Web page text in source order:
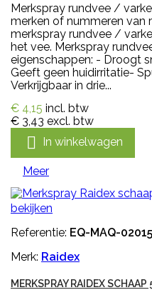
Merkspray rundvee /
merken of nummeren van
merkspray rundvee /
het vee. Merkspray
eigenschappen: - Droogt
Geeft geen huidirritatie-
Verkrijgbaar in drie...
€ 4,15 incl. btw
€ 3,43 excl. btw
 In winkelwagen
Meer
bekijken
Referentie: EQ-MAQ-02015
Merk: Raidex
MERKSPRAY RAIDEX